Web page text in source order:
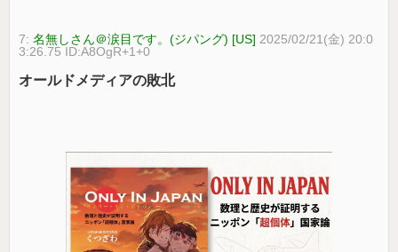
7:名無しさん＠涙目です。(ジパング) [US] 2025/02/21(金) 20:0
3:26.75 ID:A8OgR+1+0
オールドメディアの敗北